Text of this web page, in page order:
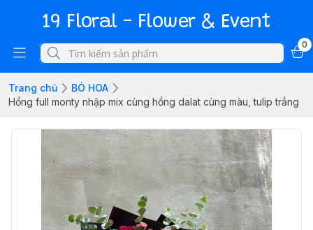
19 Floral - Flower & Event
0
Trang chủ
BÓ HOA
Hồng full monty nhập mix cùng hồng dalat cùng màu, tulip trắng